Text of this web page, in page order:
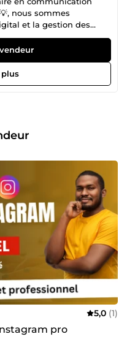
nous sommes
et la gestion des
s'engage à fournir
aux défis uniques
: Rédaction
de haute qualité,
de blog, fiches
des réseaux sociaux :
sur les réseaux
de haute qualité à
toujours livrées à
de vos
une approche
visant à transformer
Contactez-nous dès
projet et découvrir
aider à atteindre
plus
5,0 (1)
pro